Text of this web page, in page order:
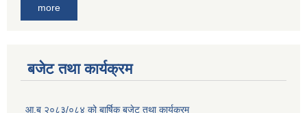
more
बजेट तथा कार्यक्रम
आ.ब २०८३/०८४ को बार्षिक बजेट तथा कार्यक्रम